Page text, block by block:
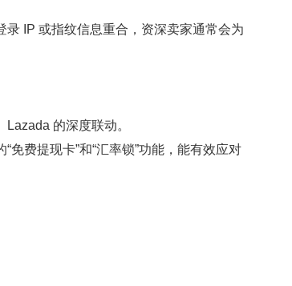
IP 或指纹信息重合，资深卖家通常会为
的深度联动。
费提现卡”和“汇率锁”功能，能有效应对